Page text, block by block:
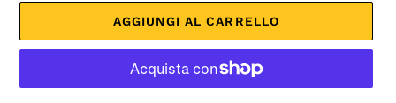
AGGIUNGI AL CARRELLO